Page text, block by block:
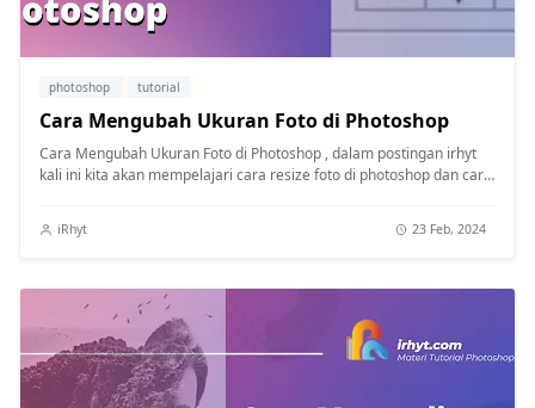
photoshop tutorial
Cara Mengubah Ukuran Foto di Photoshop
Cara Mengubah Ukuran Foto di Photoshop , dalam postingan irhyt
kali ini kita akan mempelajari cara resize foto di photoshop dan cara
iRhyt 23 Feb, 2024